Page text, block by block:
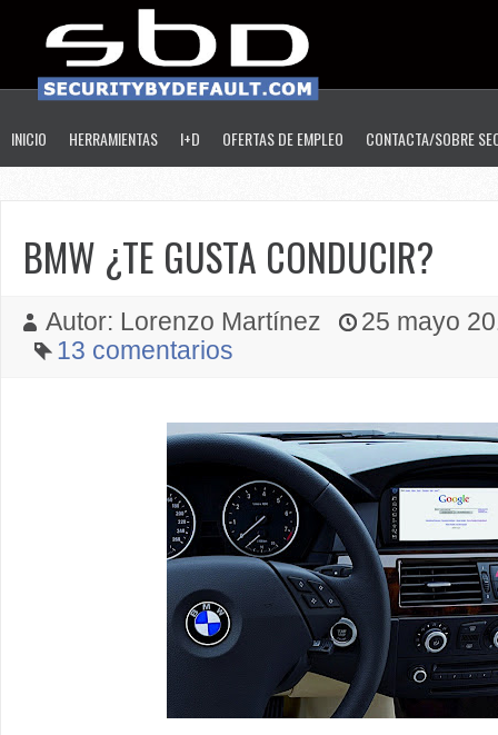
INICIO HERRAMIENTAS I+D OFERTAS DE EMPLEO CONTACTA/SOBRE
BMW ¿TE GUSTA CONDUCIR?
Autor: Lorenzo Martínez
25 mayo
13 comentarios